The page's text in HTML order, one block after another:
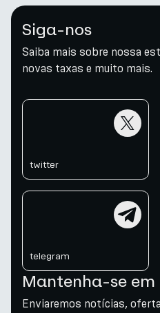
Siga-nos
Saiba mais sobre nossa
novas taxas e muito mais.
twitter
telegram
Mantenha-se
Enviaremos notícias,